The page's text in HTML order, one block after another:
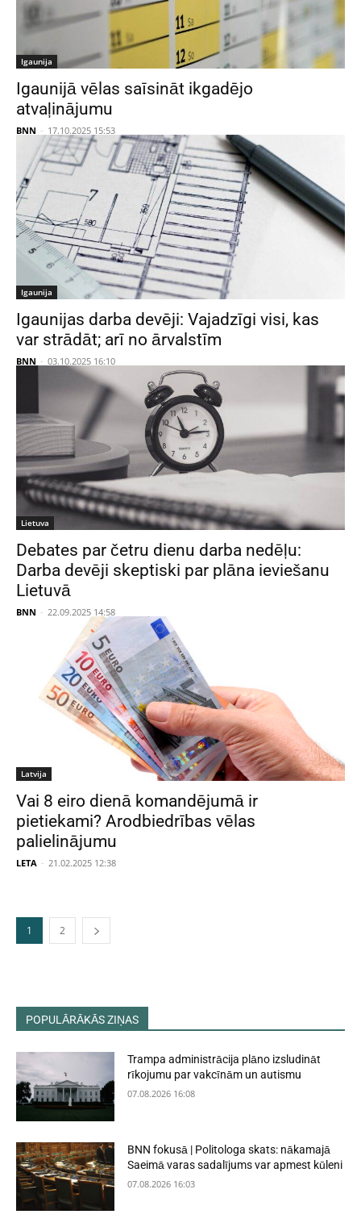
Igaunija
Igaunijā vēlas saīsināt ikgadējo
atvaļinājumu
BNN - 17.10.2025 15:53
Igaunija
Igaunijas darba devēji: Vajadzīgi visi, kas
var strādāt; arī no ārvalstīm
BNN - 03.10.2025 16:10
Lietuva
Debates par četru dienu darba nedēļu:
Darba devēji skeptiski par plāna ieviešanu
Lietuvā
BNN - 22.09.2025 14:58
Latvija
Vai 8 eiro dienā komandējumā ir
pietiekami? Arodbiedrības vēlas
palielinājumu
LETA - 21.02.2025 12:38
1 2
POPULĀRĀKĀS ZIŅAS
Trampa administrācija plāno izsludināt
rīkojumu par vakcīnām un autismu
07.08.2026 16:08
BNN fokusā | Politologa skats: nākamajā
Saeimā varas sadalījums var apmest kūleni
07.08.2026 16:03